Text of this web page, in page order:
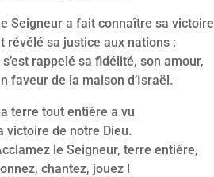
Seigneur a fait connaître sa victoire
révélé sa justice aux nations ;
s’est rappelé sa fidélité, son amour,
faveur de la maison d’Israël.
terre tout entière a vu
victoire de notre Dieu.
le Seigneur, terre entière,
chantez, jouez !